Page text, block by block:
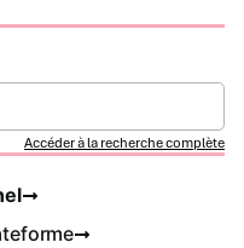
Accéder à la recherche complète